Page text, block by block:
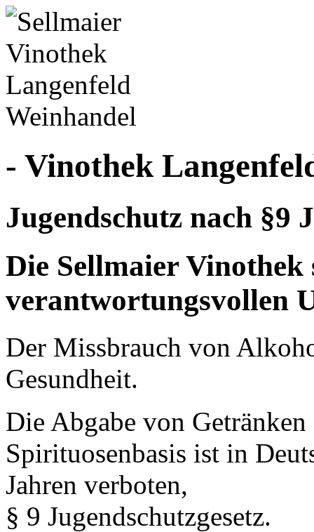
- Vinothek
Jugendschutz nach §9
Die Sellmaier Vinothek
verantwortungsvollen
Der Missbrauch von
Gesundheit.
Die Abgabe von
Spirituosenbasis ist in
Jahren verboten,
§ 9 Jugendschutzgesetz.